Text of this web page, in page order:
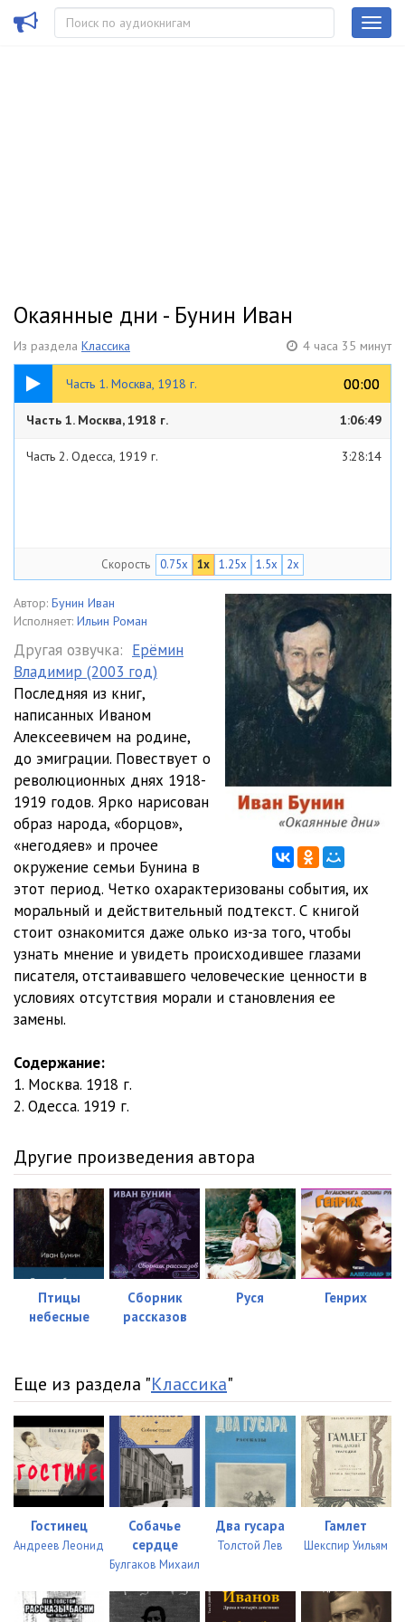
Окаянные дни - Бунин Иван
Из раздела Классика 4 часа 35 минут
Часть 1. Москва, 1918 г. 00:00
00:00
1:06:49
Часть 1. Москва, 1918 г. 1:06:49
Часть 2. Одесса, 1919 г. 3:28:14
Скорость 0.75x 1x 1.25x 1.5x 2x
Автор: Бунин Иван
Исполняет: Ильин Роман
Другая озвучка: Ерёмин
Владимир (2003 год)
Последняя из книг,
написанных Иваном
Алексеевичем на родине,
до эмиграции. Повествует о
революционных днях 1918-
1919 годов. Ярко нарисован
образ народа, «борцов»,
«негодяев» и прочее
окружение семьи Бунина в
этот период. Четко охарактеризованы события, их
моральный и действительный подтекст. С книгой
стоит ознакомится даже олько из-за того, чтобы
узнать мнение и увидеть происходившее глазами
писателя, отстаивавшего человеческие ценности в
условиях отсутствия морали и становления ее
замены.
Содержание:
1. Москва. 1918 г.
2. Одесса. 1919 г.
Другие произведения автора
Птицы
небесные
Сборник
рассказов
Руся Генрих
Еще из раздела "Классика"
Гостинец
Андреев Леонид
Собачье
сердце
Булгаков Михаил
Два гусара
Толстой Лев
Гамлет
Шекспир Уильям